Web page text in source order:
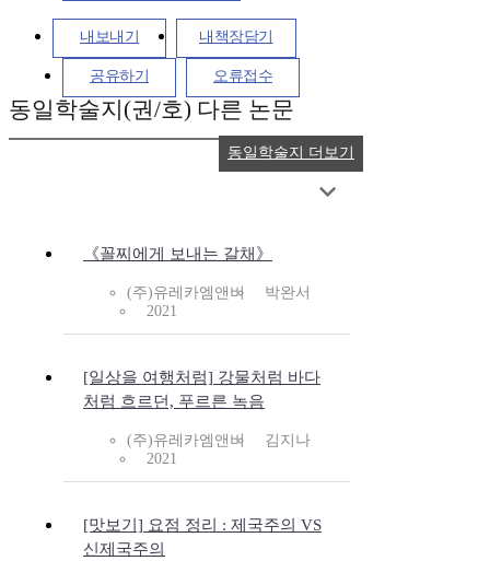
내보내기 내책장담기
공유하기 오류접수
동일학술지(권/호) 다른 논문
《꼴찌에게 보내는 갈채》
(주)유레카엠앤비
박완서
2021
[일상을 여행처럼] 강물처럼 바다
처럼 흐르던, 푸르른 녹음
(주)유레카엠앤비
김지나
2021
[맛보기] 요점 정리 : 제국주의 VS
신제국주의
동일학술지 더보기